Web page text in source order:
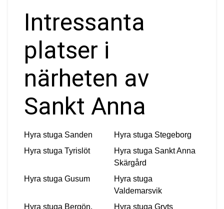
Intressanta
platser i
närheten av
Sankt Anna
Hyra stuga Sanden Hyra stuga Stegeborg
Hyra stuga Tyrislöt Hyra stuga Sankt Anna
Skärgård
Hyra stuga Gusum
Hyra stuga
Valdemarsvik
Hyra stuga Bergön,
Hyra stuga Gryts